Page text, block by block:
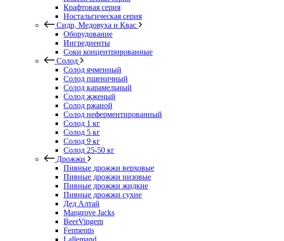
Крафтовая серия
Ностальгическая серия
Сидр, Медовуха и Квас
Оборудование
Ингредиенты
Соки концентрированные
Солод
Солод ячменный
Солод пшеничный
Солод карамельный
Солод жженый
Солод ржаной
Солод неферментированный
Солод 1 кг
Солод 5 кг
Солод 9 кг
Солод 25-50 кг
Дрожжи
Пивные дрожжи верховые
Пивные дрожжи низовые
Пивные дрожжи жидкие
Пивные дрожжи сухие
Дед Алтай
Mangrove Jacks
BeerVingem
Fermentis
Lallemand